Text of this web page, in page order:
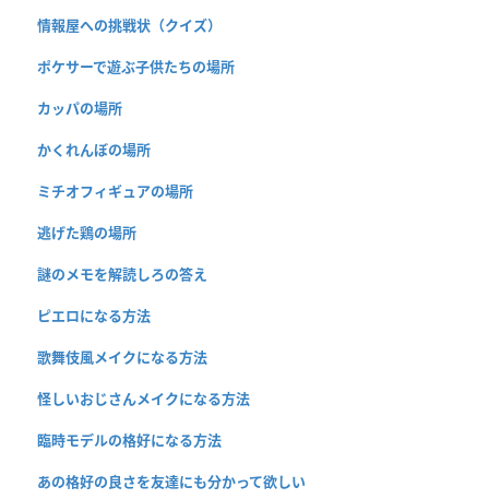
情報屋への挑戦状（クイズ）
ポケサーで遊ぶ子供たちの場所
カッパの場所
かくれんぼの場所
ミチオフィギュアの場所
逃げた鶏の場所
謎のメモを解読しろの答え
ピエロになる方法
歌舞伎風メイクになる方法
怪しいおじさんメイクになる方法
臨時モデルの格好になる方法
あの格好の良さを友達にも分かって欲しい